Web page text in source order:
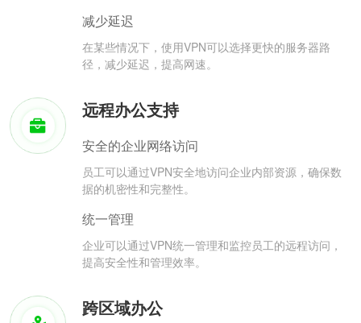
减少延迟
在某些情况下，使用VPN可以选择更快的服务器路
径，减少延迟，提高网速。
远程办公支持
安全的企业网络访问
员工可以通过VPN安全地访问企业内部资源，确保数
据的机密性和完整性。
统一管理
企业可以通过VPN统一管理和监控员工的远程访问，
提高安全性和管理效率。
跨区域办公